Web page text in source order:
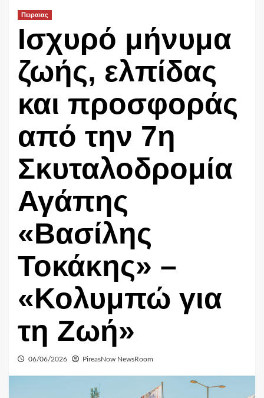
Πειραιας
Ισχυρό μήνυμα
ζωής, ελπίδας
και προσφοράς
από την 7η
Σκυταλοδρομία
Αγάπης
«Βασίλης
Τοκάκης» –
«Κολυμπώ για
τη Ζωή»
06/06/2026 PireasNow NewsRoom